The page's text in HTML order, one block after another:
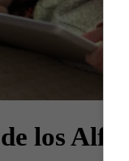
los Alfa